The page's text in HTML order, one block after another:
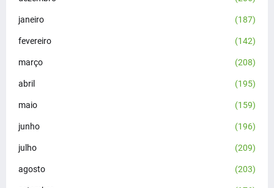
janeiro (187)
fevereiro (142)
março (208)
abril (195)
maio (159)
junho (196)
julho (209)
agosto (203)